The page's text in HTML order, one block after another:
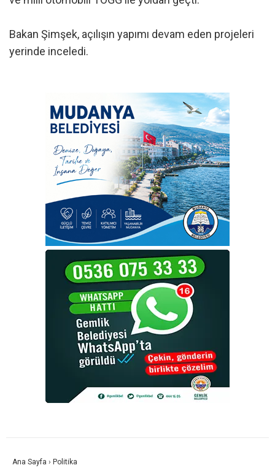
Bakan Şimşek, açılışın yapımı devam eden projeleri
yerinde inceledi.
Ana Sayfa › Politika